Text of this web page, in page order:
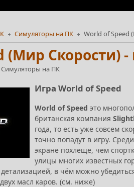
Симуляторы на ПК World of
(Мир
Симуляторы на ПК
Игра World of Speed
World of Speed это
британская компания
года, то есть уже совсем
точно попадут в игру.
экране похлеще, чем
улицы многих известных
в чём можно
масл каров. (см. ниже)